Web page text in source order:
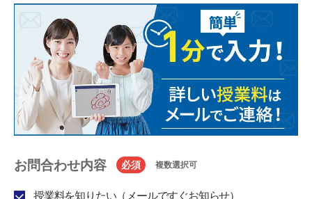
お問合わせ内容 必須 複数選択可
授業料を知りたい（メールですぐお知らせ）